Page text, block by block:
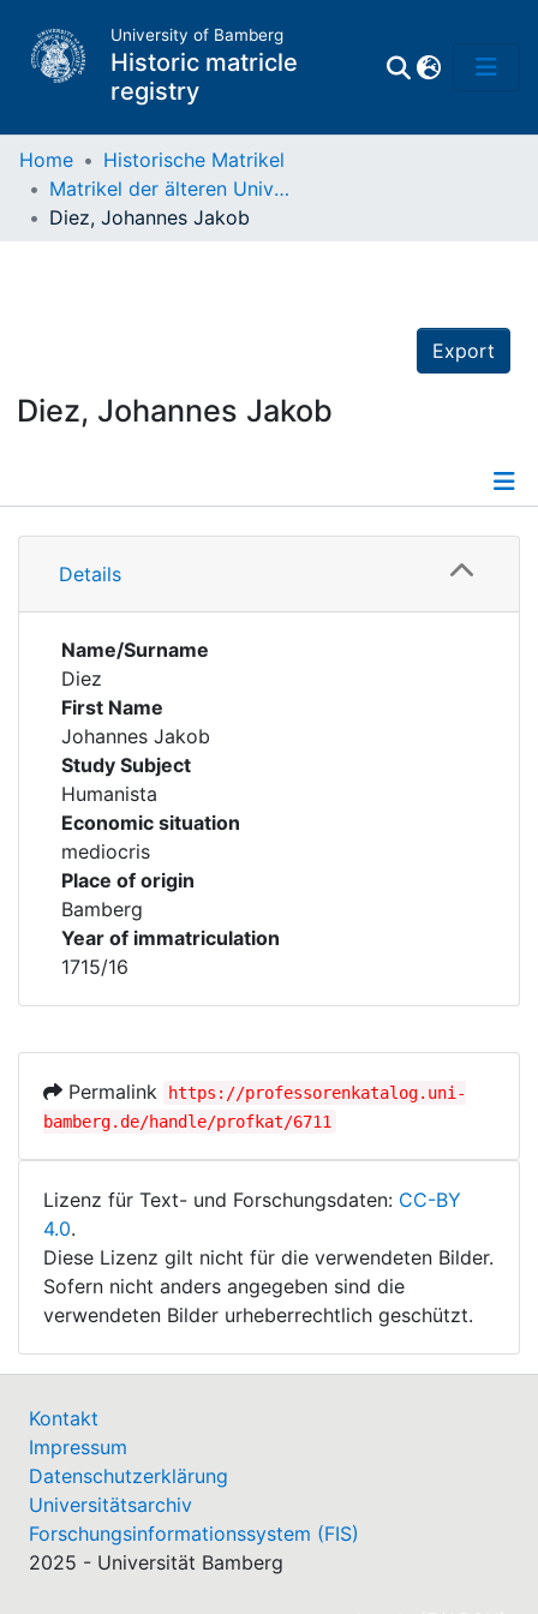
University of Bamberg
Historic matricle
registry
Matrikel
Home
Historische Matrikel
Matrikel der älteren Universität
Diez, Johannes Jakob
Export
Diez, Johannes Jakob
Details
Details
Name/Surname
Diez
First Name
Johannes Jakob
Study Subject
Humanista
Economic situation
mediocris
Place of origin
Bamberg
Year of immatriculation
1715/16
Permalink
https://professorenkatalog.uni-
bamberg.de/handle/profkat/6711
Lizenz für Text- und Forschungsdaten: CC-BY
4.0.
Diese Lizenz gilt nicht für die verwendeten Bilder.
Sofern nicht anders angegeben sind die
verwendeten Bilder urheberrechtlich geschützt.
Kontakt
Impressum
Datenschutzerklärung
Universitätsarchiv
Forschungsinformationssystem (FIS)
2025 - Universität Bamberg